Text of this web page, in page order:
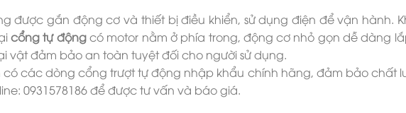
được gắn động cơ và thiết bị điều khiển, sử dụng điện để vận hành.
cổng tự độngcó motor nằm ở phía trong, động cơ nhỏ gọn dễ dàng
vật đảm bảo an toàn tuyệt đối cho người sử dụng.
có các dòng cổng trượt tự động nhập khẩu chính hãng, đảm bảo chất
0931578186 để được tư vấn và báo giá.